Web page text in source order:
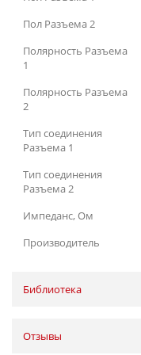
Пол Разъема 2
Полярность Разъема
1
Полярность Разъема
2
Тип соединения
Разъема 1
Тип соединения
Разъема 2
Импеданс, Ом
Производитель
Библиотека
Отзывы